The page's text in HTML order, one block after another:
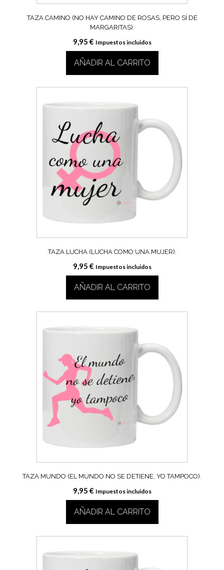
TAZA CAMINO (NO HAY CAMINO DE ROSAS, PERO SÍ DE
MARGARITAS).
9,95 € Impuestos incluidos
AÑADIR AL CARRITO
TAZA LUCHA (LUCHA COMO UNA MUJER).
9,95 € Impuestos incluidos
AÑADIR AL CARRITO
TAZA MUNDO (EL MUNDO NO SE DETIENE, YO TAMPOCO).
9,95 € Impuestos incluidos
AÑADIR AL CARRITO